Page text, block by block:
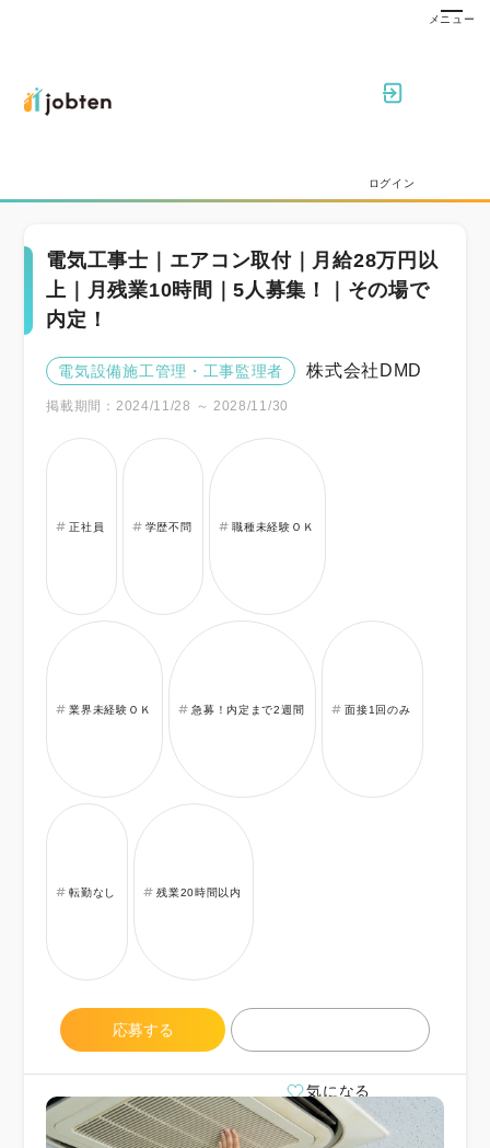
ログイン
電気工事士｜エアコン取付｜月給28万円以
上｜月残業10時間｜5人募集！｜その場で
内定！
電気設備施工管理・工事監理者 株式会社DMD
掲載期間：2024/11/28 ～ 2028/11/30
正社員 学歴不問 職種未経験ＯＫ
業界未経験ＯＫ 急募！内定まで2週間 面接1回のみ
転勤なし 残業20時間以内
応募する
気になる